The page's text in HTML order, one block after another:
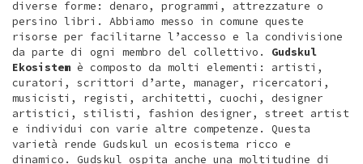
diverse forme: denaro, programmi, attrezzature o
persino libri. Abbiamo messo in comune queste
risorse per facilitarne l’accesso e la condivisione
da parte di ogni membro del collettivo. Gudskul
Ekosistem è composto da molti elementi: artisti,
curatori, scrittori d’arte, manager, ricercatori,
musicisti, registi, architetti, cuochi, designer
artistici, stilisti, fashion designer, street artist
e individui con varie altre competenze. Questa
varietà rende Gudskul un ecosistema ricco e
dinamico. Gudskul ospita anche una moltitudine di